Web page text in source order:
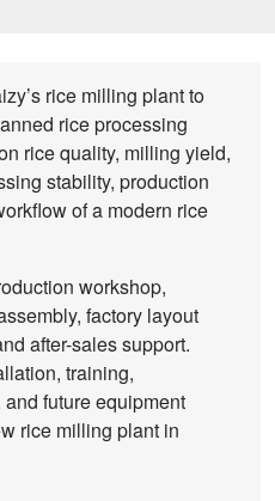
rice milling plant to
rice processing
rice quality, milling yield,
stability, production
of a modern rice
workshop,
factory layout
after-sales support.
training,
future equipment
rice milling plant in